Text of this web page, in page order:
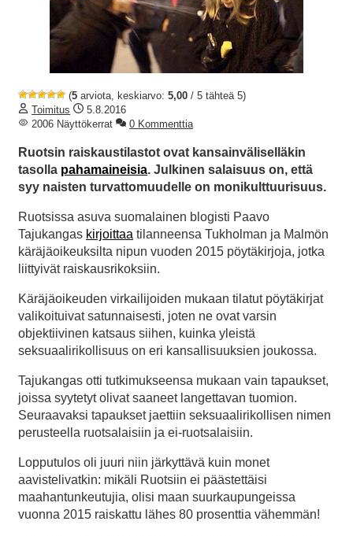
(5 arviota, keskiarvo: 5,00 / 5 tähteä 5)
Toimitus
5.8.2016
2006 Näyttökerrat
0 Kommenttia
Ruotsin raiskaustilastot ovat kansainväliselläkin
tasolla pahamaineisia. Julkinen salaisuus on, että
syy naisten turvattomuudelle on monikulttuurisuus.
Ruotsissa asuva suomalainen blogisti Paavo
Tajukangas kirjoittaa tilanneensa Tukholman ja Malmön
käräjäoikeuksilta nipun vuoden 2015 pöytäkirjoja, jotka
liittyivät raiskausrikoksiin.
Käräjäoikeuden virkailijoiden mukaan tilatut pöytäkirjat
valikoituivat satunnaisesti, joten ne ovat varsin
objektiivinen katsaus siihen, kuinka yleistä
seksuaalirikollisuus on eri kansallisuuksien joukossa.
Tajukangas otti tutkimukseensa mukaan vain tapaukset,
joissa syytetyt olivat saaneet langettavan tuomion.
Seuraavaksi tapaukset jaettiin seksuaalirikollisen nimen
perusteella ruotsalaisiin ja ei-ruotsalaisiin.
Lopputulos oli juuri niin järkyttävä kuin monet
aavistelivatkin: mikäli Ruotsiin ei päästettäisi
maahantunkeutujia, olisi maan suurkaupungeissa
vuonna 2015 raiskattu lähes 80 prosenttia vähemmän!